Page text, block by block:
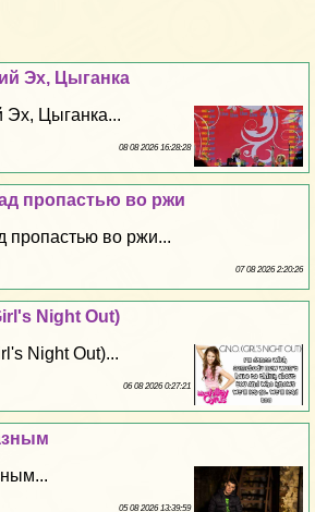
Эх, Цыганка
Цыганка...
08 08 2026 16:28:28
пропастью во ржи
пропастью во ржи...
07 08 2026 2:20:26
Night Out)
Night Out)...
06 08 2026 0:27:21
05 08 2026 13:39:59